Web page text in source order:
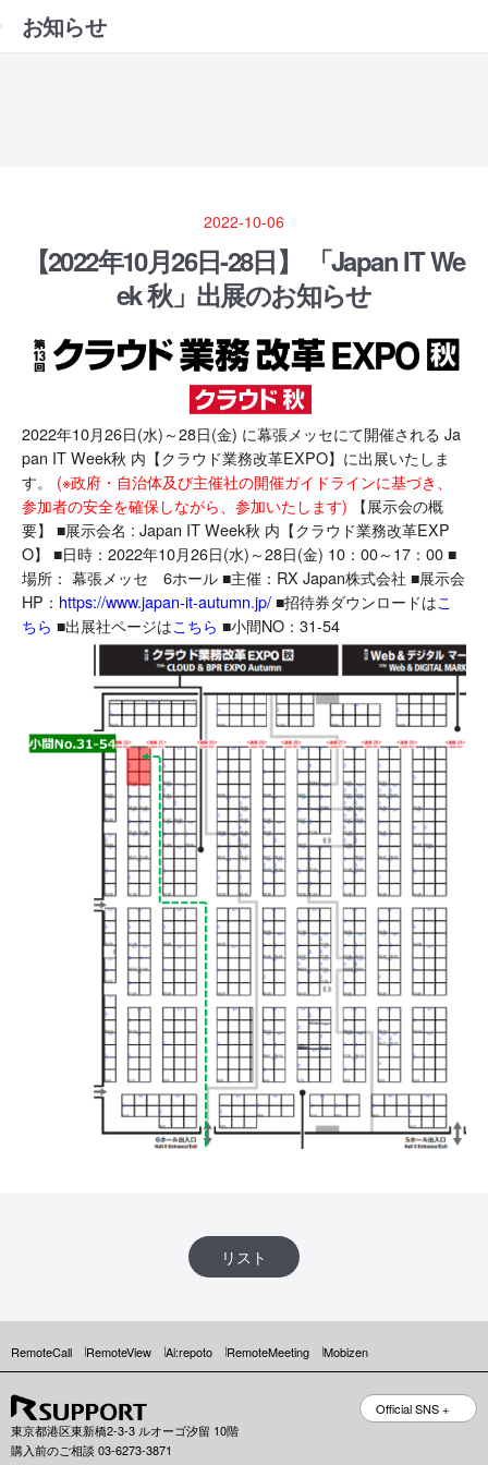
お知らせ
2022-10-06
【2022年10月26日-28日】 「Japan IT We
ek 秋」出展のお知らせ
2022年10月26日(水)～28日(金) に幕張メッセにて開催される Ja
pan IT Week秋 内【クラウド業務改革EXPO】に出展いたしま
す。 (※政府・自治体及び主催社の開催ガイドラインに基づき、
参加者の安全を確保しながら、参加いたします) 【展示会の概
要】 ■展示会名 : Japan IT Week秋 内【クラウド業務改革EXP
O】 ■日時：2022年10月26日(水)～28日(金) 10：00～17：00 ■
場所： 幕張メッセ 6ホール ■主催：RX Japan株式会社 ■展示会
HP： https://www.japan-it-autumn.jp/■招待券ダウンロードはこ
ちら ■出展社ページはこちら ■小間NO：31-54
リスト
RemoteCall RemoteView Ai:repoto RemoteMeeting Mobizen
東京都港区東新橋2-3-3 ルオーゴ汐留 10階
購入前のご相談 03-6273-3871
Official SNS +